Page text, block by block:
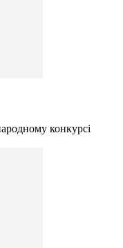
конкурсі